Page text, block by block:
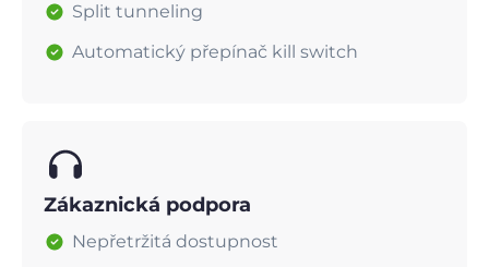
Split tunneling
Automatický přepínač kill switch
Zákaznická podpora
Nepřetržitá dostupnost